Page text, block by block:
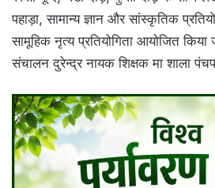
पहाड़ा, सामान्य ज्ञान और सांस्कृतिक
सामूहिक नृत्य प्रतियोगिता आयोजित किया
संचालन दुरेन्द्र नायक शिक्षक मा शाला